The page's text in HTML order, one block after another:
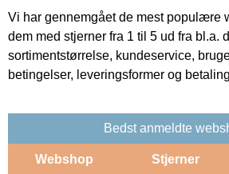
Vi har gennemgået de mest populære
dem med stjerner fra 1 til 5 ud fra bl.a.
sortimentstørrelse, kundeservice,
betingelser, leveringsformer og
Bedst anmeldte
Webshop Stjerner